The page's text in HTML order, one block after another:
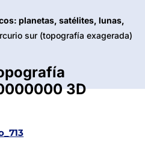
planetas, satélites, lunas,
sur (topografía exagerada)
3D